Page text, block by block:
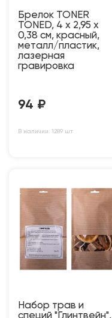
Брелок TONER
TONED, 4 x 2,95 x
0,38 см, красный,
металл/пластик,
лазерная
гравировка
94 ₽
В наличии: 1289 шт
Набор трав и